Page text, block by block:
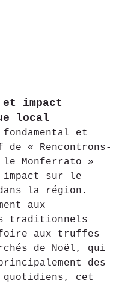
et impact
local
fondamental et
« Rencontrons-
le Monferrato »
sur le
la région.
aux
traditionnels
foire aux truffes
de Noël, qui
des
cet